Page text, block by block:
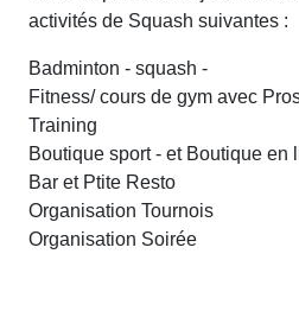
activités de Squash suivantes :
Badminton - squash -
Fitness/ cours de gym avec
Training
Boutique sport - et Boutique en
Bar et Ptite Resto
Organisation Tournois
Organisation Soirée